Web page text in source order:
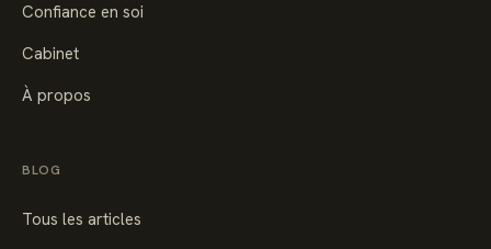
Confiance en soi
Cabinet
À propos
BLOG
Tous les articles